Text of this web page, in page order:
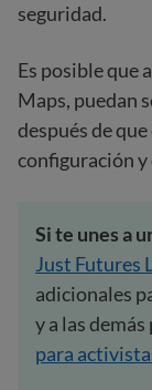
seguridad.
Es posible que
Maps, puedan
después de
configuración y
Si te unes a
Just Futures
adicionales
y a las
para